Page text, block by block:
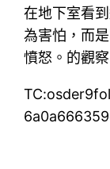
在地下室看
為害怕，而
憤怒。的觀察